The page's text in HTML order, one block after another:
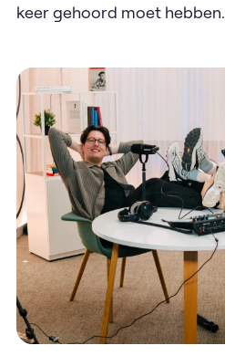
keer gehoord moet hebben.